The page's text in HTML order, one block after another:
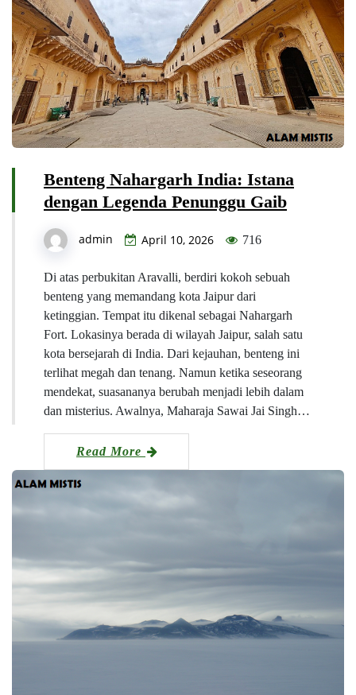
Benteng Nahargarh India: Istana
dengan Legenda Penunggu Gaib
admin April 10, 2026 716
Di atas perbukitan Aravalli, berdiri kokoh sebuah
benteng yang memandang kota Jaipur dari
ketinggian. Tempat itu dikenal sebagai Nahargarh
Fort. Lokasinya berada di wilayah Jaipur, salah satu
kota bersejarah di India. Dari kejauhan, benteng ini
terlihat megah dan tenang. Namun ketika seseorang
mendekat, suasananya berubah menjadi lebih dalam
dan misterius. Awalnya, Maharaja Sawai Jai Singh…
Read More